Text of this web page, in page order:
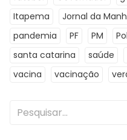
Itapema
Jornal da
pandemia
PF PM
santa catarina
saúde
vacina
vacinação